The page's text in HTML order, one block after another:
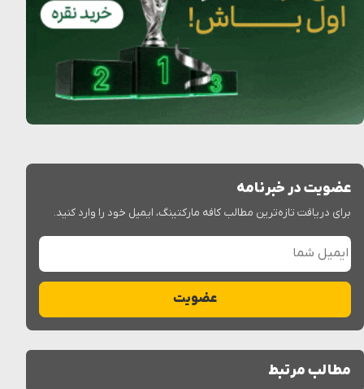
عضویت در خبرنامه
برای دریافت تازه‌ترین مطالب کافه مارکتینگ، ایمیل خود را وارد کنید.
ایمیل شما
عضویت
مطالب مرتبط